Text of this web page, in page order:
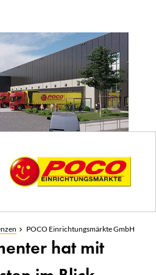
POCO Einrichtungsmärkte GmbH
hat mit